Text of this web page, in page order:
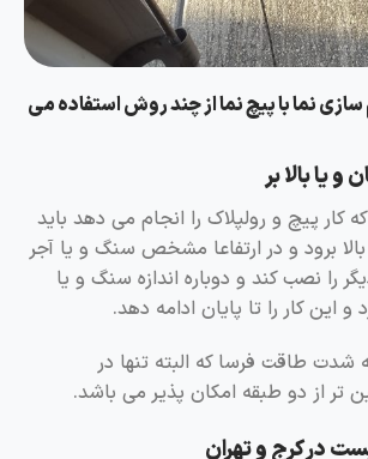
نما با پیچ نما از چند روش استفاده می
کار پیچ و رولپلاک را انجام می دهد باید
بالا برود و در ارتفاعا مشخص سنگ و یا آجر
را نصب کند و دوباره اندازه سنگ و یا
این کار را تا پایان ادامه دهد.
طاقت فرسا که البته تنها در
تر از دو طبقه امکان پذیر می باشد.